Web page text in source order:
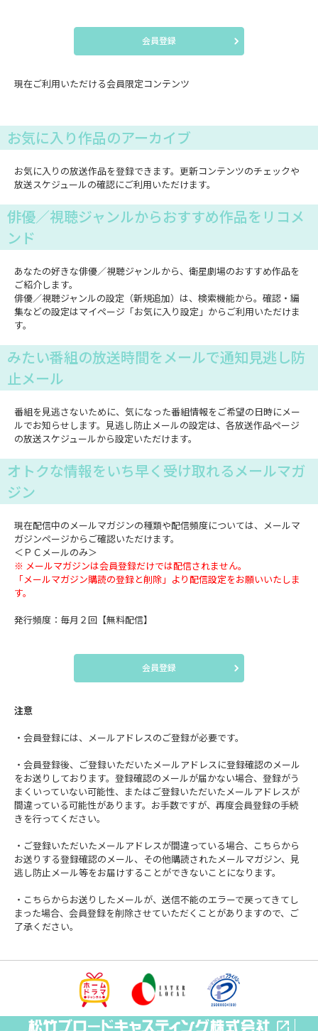
会員登録
現在ご利用いただける会員限定コンテンツ
お気に入り作品のアーカイブ
お気に入りの放送作品を登録できます。更新コンテンツのチェックや
放送スケジュールの確認にご利用いただけます。
俳優／視聴ジャンルからおすすめ作品をリコメ
ンド
あなたの好きな俳優／視聴ジャンルから、衛星劇場のおすすめ作品を
ご紹介します。
俳優／視聴ジャンルの設定（新規追加）は、検索機能から。確認・編
集などの設定はマイページ「お気に入り設定」からご利用いただけま
す。
みたい番組の放送時間をメールで通知見逃し防
止メール
番組を見逃さないために、気になった番組情報をご希望の日時にメー
ルでお知らせします。見逃し防止メールの設定は、各放送作品ページ
の放送スケジュールから設定いただけます。
オトクな情報をいち早く受け取れるメールマガ
ジン
現在配信中のメールマガジンの種類や配信頻度については、メールマ
ガジンページからご確認いただけます。
＜ＰＣメールのみ＞
※ メールマガジンは会員登録だけでは配信されません。
「メールマガジン購読の登録と削除」より配信設定をお願いいたしま
す。
発行頻度：毎月２回【無料配信】
会員登録
注意
・会員登録には、メールアドレスのご登録が必要です。
・会員登録後、ご登録いただいたメールアドレスに登録確認のメール
をお送りしております。登録確認のメールが届かない場合、登録がう
まくいっていない可能性、またはご登録いただいたメールアドレスが
間違っている可能性があります。お手数ですが、再度会員登録の手続
きを行ってください。
・ご登録いただいたメールアドレスが間違っている場合、こちらから
お送りする登録確認のメール、その他購読されたメールマガジン、見
逃し防止メール等をお届けすることができないことになります。
・こちらからお送りしたメールが、送信不能のエラーで戻ってきてし
まった場合、会員登録を削除させていただくことがありますので、ご
了承ください。